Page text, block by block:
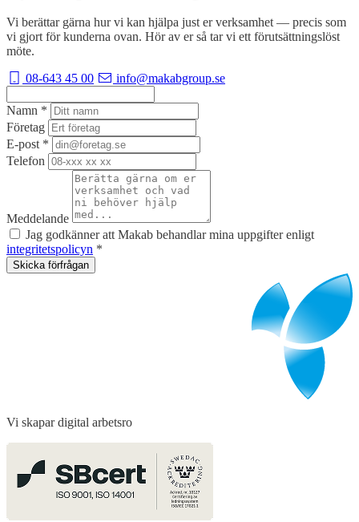
Vi berättar gärna hur vi kan hjälpa just er verksamhet — precis som
vi gjort för kunderna ovan. Hör av er så tar vi ett förutsättningslöst
möte.
08-643 45 00
info@makabgroup.se
Namn *
Företag
E-post *
Telefon
Meddelande
Jag godkänner att Makab behandlar mina uppgifter enligt
integritetspolicyn *
Skicka förfrågan
Vi skapar digital arbetsro